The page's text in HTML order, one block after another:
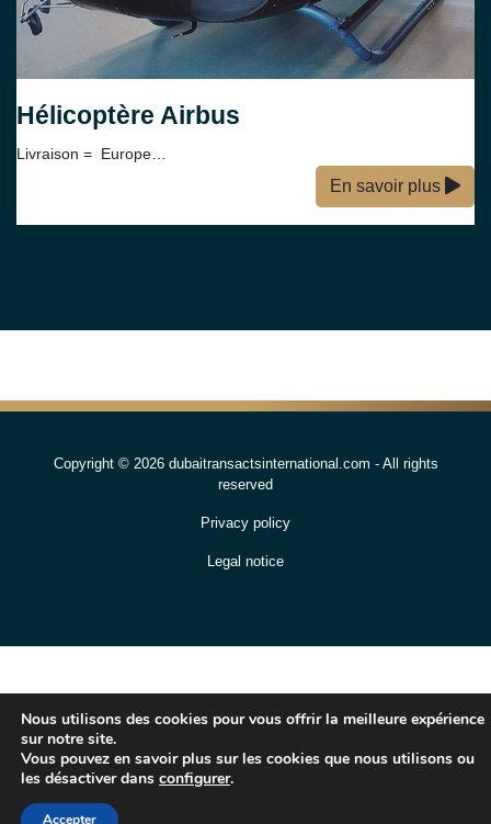
Hélicoptère Airbus
Livraison = Europe…
En savoir plus
Copyright © 2026 dubaitransactsinternational.com - All rights
reserved
Privacy policy
Legal notice
Nous utilisons des cookies pour vous offrir la meilleure expérience
sur notre site.
Vous pouvez en savoir plus sur les cookies que nous utilisons ou
les désactiver dans configurer.
Accepter